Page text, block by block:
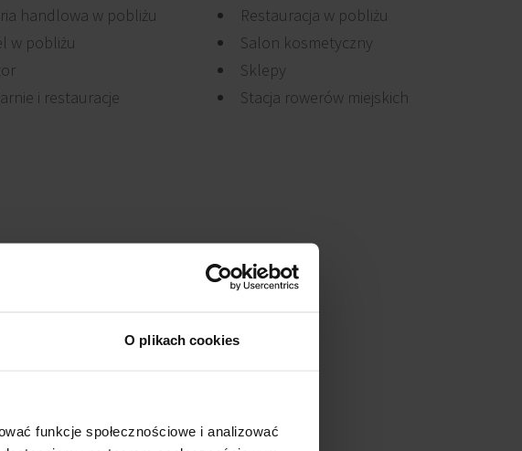
O plikach cookies
funkcje społecznościowe i analizować
handlowa w pobliżu
w pobliżu
i restauracje
Restauracja w pobliżu
Salon kosmetyczny
Sklepy
Stacja rowerów miejskich